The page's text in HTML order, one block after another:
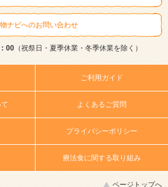
ナビへのお問い合わせ
00（祝祭日・夏季休業・冬季休業を除く）
ご利用ガイド
よくあるご質問
プライバシーポリシー
療法食に関する取り組み
ページトップへ